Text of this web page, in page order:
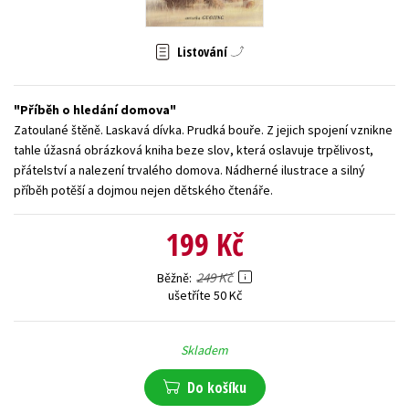
Zahraniční literatura
Listování
Příběh o hledání domova
Zatoulané štěně. Laskavá dívka. Prudká bouře. Z jejich spojení vznikne
tahle úžasná obrázková kniha beze slov, která oslavuje trpělivost,
přátelství a nalezení trvalého domova. Nádherné ilustrace a silný
příběh potěší a dojmou nejen dětského čtenáře.
199 Kč
Běžně 249 Kč
ušetříte 50 Kč
Skladem
Do košíku